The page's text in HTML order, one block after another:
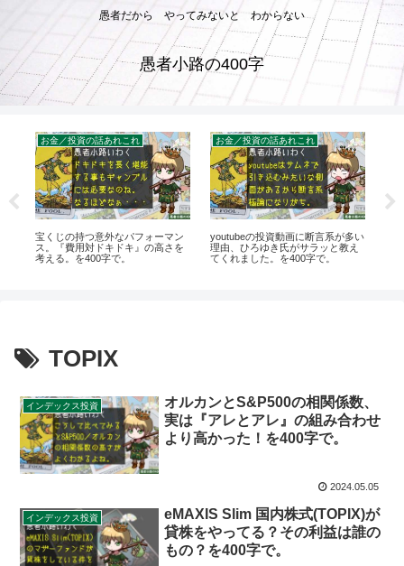
愚者だから やってみないと わからない
愚者小路の400字
お金／投資の話あれこれ
宝くじの持つ意外なパフォーマン
ス。『費用対ドキドキ』の高さを
考える。を400字で。
お金／投資の話あれこれ
youtubeの投資動画に断言系が多い
理由、ひろゆき氏がサラッと教え
てくれました。を400字で。
TOPIX
インデックス投資
オルカンとS&P500の相関係数、
実は『アレとアレ』の組み合わせ
より高かった！を400字で。
2024.05.05
インデックス投資
eMAXIS Slim 国内株式(TOPIX)が
貸株をやってる？その利益は誰の
もの？を400字で。